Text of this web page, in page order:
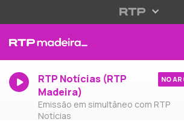
RTP Notícias (RTP
Madeira)
Emissão em simultâneo com RTP
Notícias
NO AR